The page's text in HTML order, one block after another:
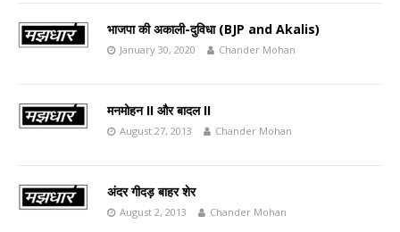
भाजपा की अकाली-दुविधा (BJP and Akalis)
January 30, 2020 Chander Mohan
मनमोहन II और बादल II
August 27, 2013 Chander Mohan
अंदर गीदड़ बाहर शेर
August 2, 2013 Chander Mohan